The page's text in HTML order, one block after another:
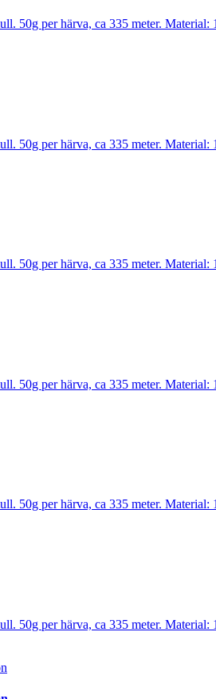
50g per härva, ca 335 meter.
50g per härva, ca 335 meter.
50g per härva, ca 335 meter.
50g per härva, ca 335 meter.
50g per härva, ca 335 meter.
50g per härva, ca 335 meter.